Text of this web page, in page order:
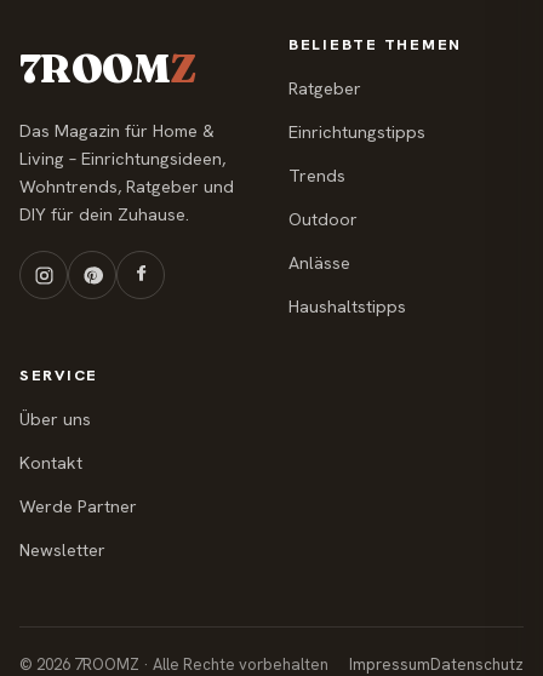
7ROOMZ
Das Magazin für Home &
Living – Einrichtungsideen,
Wohntrends, Ratgeber und
DIY für dein Zuhause.
BELIEBTE THEMEN
Ratgeber
Einrichtungstipps
Trends
Outdoor
Anlässe
Haushaltstipps
SERVICE
Über uns
Kontakt
Werde Partner
Newsletter
© 2026 7ROOMZ · Alle Rechte vorbehalten ImpressumDatenschutz